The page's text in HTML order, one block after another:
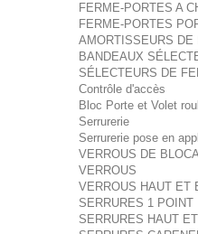
FERME-PORTES A
FERME-PORTES
AMORTISSEURS DE
BANDEAUX
SÉLECTEURS DE
Contrôle d'accès
Bloc Porte et Volet
Serrurerie
Serrurerie pose en
VERROUS DE
VERROUS
VERROUS HAUT ET
SERRURES 1 POINT
SERRURES HAUT